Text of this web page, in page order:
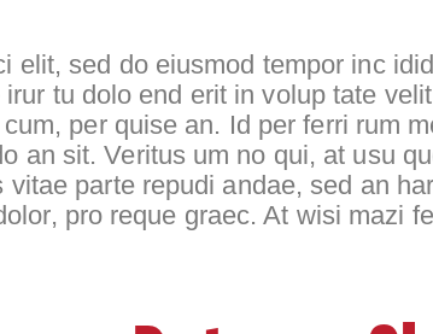
elit, sed do eiusmod tempor inc
tu dolo end erit in volup tate
per quise an. Id per ferri rum
an sit. Veritus um no qui, at usu
parte repudi andae, sed an
pro reque graec. At wisi mazi